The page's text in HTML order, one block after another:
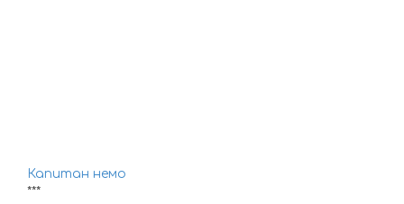
Капитан немо
***